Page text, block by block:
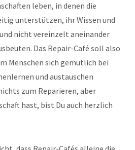
leben, in denen die
unterstützen, ihr Wissen und
nicht vereinzelt aneinander
Das Repair-Café soll also
Menschen sich gemütlich bei
und austauschen
zum Reparieren, aber
hast, bist Du auch herzlich